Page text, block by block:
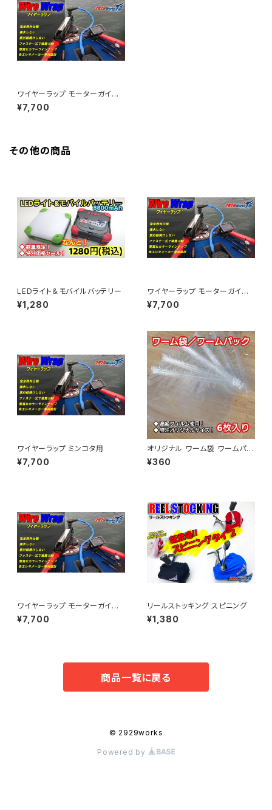
ワイヤーラップ モーターガイド
用 Lサイズ
¥7,700
その他の商品
LEDライト＆モバイルバッテリー
¥1,280
ワイヤーラップ モーターガイド
用 Sサイズ
¥7,700
ワイヤーラップ ミンコタ用
¥7,700
オリジナル ワーム袋 ワームパッ
ク
¥360
ワイヤーラップ モーターガイド
用 Lサイズ
¥7,700
リールストッキング スピニング
¥1,380
商品一覧に戻る
© 2929works
Powered by